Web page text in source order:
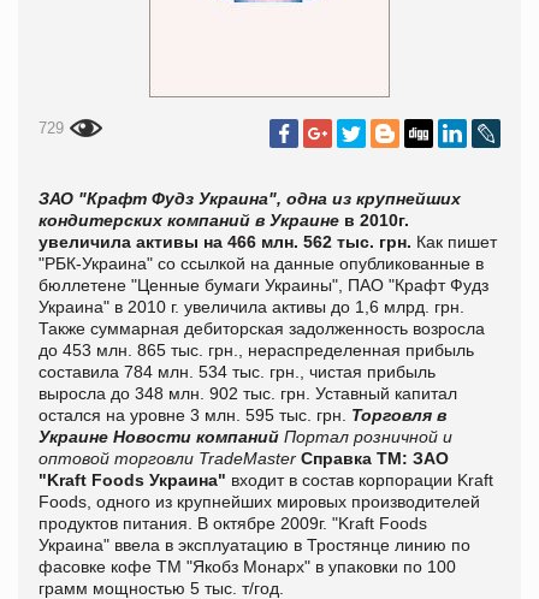
729
ЗАО "Крафт Фудз Украина", одна из крупнейших
кондитерских компаний в Украине в 2010г.
увеличила активы на 466 млн. 562 тыс. грн. Как пишет
"РБК-Украина" со ссылкой на данные опубликованные в
бюллетене "Ценные бумаги Украины", ПАО "Крафт Фудз
Украина" в 2010 г. увеличила активы до 1,6 млрд. грн.
Также суммарная дебиторская задолженность возросла
до 453 млн. 865 тыс. грн., нераспределенная прибыль
составила 784 млн. 534 тыс. грн., чистая прибыль
выросла до 348 млн. 902 тыс. грн. Уставный капитал
остался на уровне 3 млн. 595 тыс. грн. Торговля в
Украине Новости компаний Портал розничной и
оптовой торговли TradeMaster Справка ТМ: ЗАО
"Kraft Foods Украина" входит в состав корпорации Kraft
Foods, одного из крупнейших мировых производителей
продуктов питания. В октябре 2009г. "Kraft Foods
Украина" ввела в эксплуатацию в Тростянце линию по
фасовке кофе ТМ "Якобз Монарх" в упаковки по 100
грамм мощностью 5 тыс. т/год.